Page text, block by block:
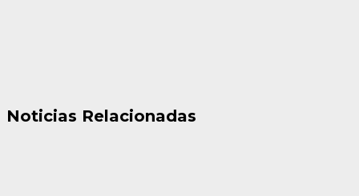
Noticias Relacionadas